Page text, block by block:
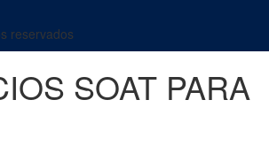
reservados
SOAT PARA